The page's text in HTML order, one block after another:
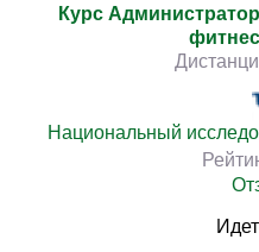
Курс
Национальный